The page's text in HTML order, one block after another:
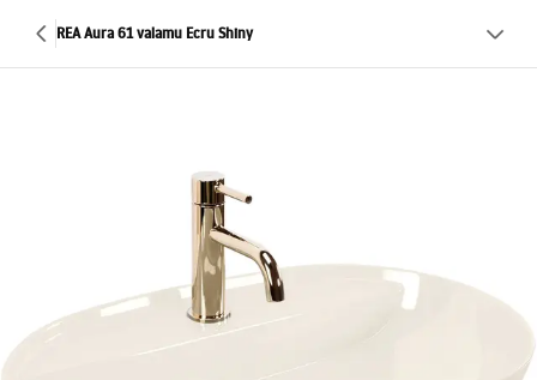
REA Aura 61 valamu Ecru Shiny